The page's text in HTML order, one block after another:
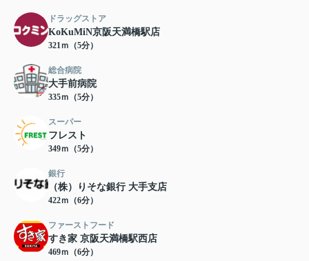
ドラッグストア
KoKuMiN京阪天満橋駅店
321ｍ（5分）
総合病院
大手前病院
335ｍ（5分）
スーパー
フレスト
349ｍ（5分）
銀行
（株）りそな銀行 大手支店
422ｍ（6分）
ファーストフード
すき家 京阪天満橋駅西店
469ｍ（6分）